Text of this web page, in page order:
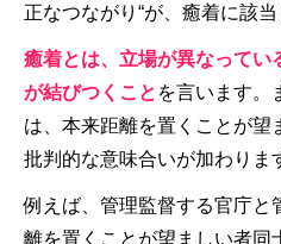
正なつながり“が、癒着に該当
癒着とは、立場が異なってい
が結びつくこと を言います。
は、本来距離を置くことが望
批判的な意味合いが加わりま
例えば、管理監督する官庁と
離を置くことが望ましい者同